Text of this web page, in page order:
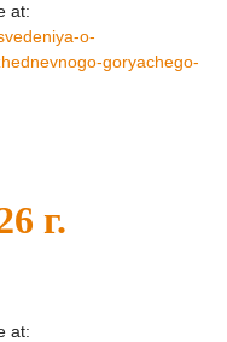
at:
o-
goryachego-
г.
at: